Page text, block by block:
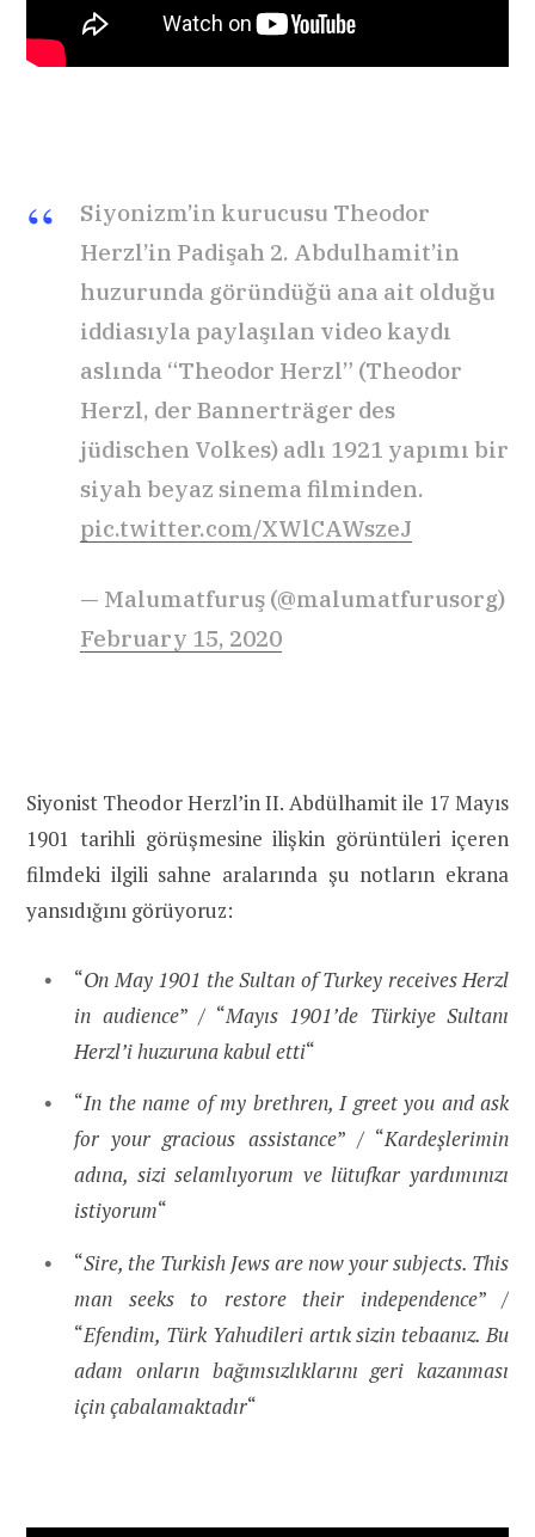
Siyonizm’in kurucusu Theodor
Herzl’in Padişah 2. Abdulhamit’in
huzurunda göründüğü ana ait olduğu
iddiasıyla paylaşılan video kaydı
aslında “Theodor Herzl” (Theodor
Herzl, der Bannerträger des
jüdischen Volkes) adlı 1921 yapımı bir
siyah beyaz sinema filminden.
pic.twitter.com/XWlCAWszeJ
— Malumatfuruş (@malumatfurusorg)
February 15, 2020
Siyonist Theodor Herzl’in II. Abdülhamit ile 17 Mayıs
1901 tarihli görüşmesine ilişkin görüntüleri içeren
filmdeki ilgili sahne aralarında şu notların ekrana
yansıdığını görüyoruz:
“On May 1901 the Sultan of Turkey receives Herzl
in audience” / “Mayıs 1901’de Türkiye Sultanı
Herzl’i huzuruna kabul etti“
“In the name of my brethren, I greet you and ask
for your gracious assistance” / “Kardeşlerimin
adına, sizi selamlıyorum ve lütufkar yardımınızı
istiyorum“
“Sire, the Turkish Jews are now your subjects. This
man seeks to restore their independence” /
“Efendim, Türk Yahudileri artık sizin tebaanız. Bu
adam onların bağımsızlıklarını geri kazanması
için çabalamaktadır“